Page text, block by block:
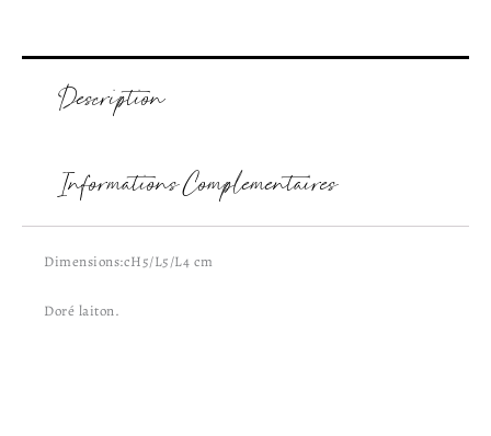
Description
Informations Complémentaires
Dimensions:cH5/L5/L4 cm
Doré laiton.